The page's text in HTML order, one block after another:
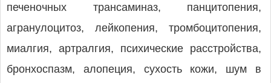
печеночных трансаминаз, панцитопения,
агранулоцитоз, лейкопения, тромбоцитопения,
миалгия, артралгия, психические расстройства,
бронхоспазм, алопеция, сухость кожи, шум в